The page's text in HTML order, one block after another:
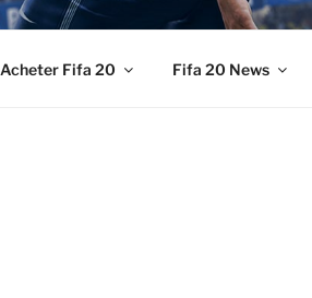
Acheter Fifa 20 Fifa 20 News